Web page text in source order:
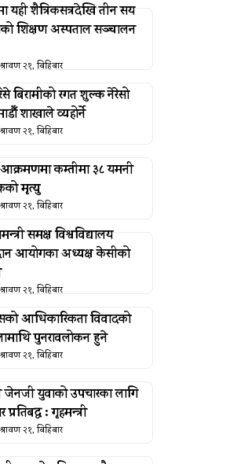
यही शैत्रिकसत्रदेखि तीन सय
शिक्षण अस्पताल सञ्चालन
२१, बिहिबार
बिरामीको रगत शुल्क नेरेसो
शाखाले व्यहोर्ने
२१, बिहिबार
कम्तीमा ३८ यमनी
मृत्यु
२१, बिहिबार
समक्ष विश्वविद्यालय
आयोगका अध्यक्ष केसीको
२१, बिहिबार
आधिकारिकता विवादको
पुनरावलोकन हुने
२१, बिहिबार
जेनजी युवाको उपचारका लागि
प्रतिबद्ध : गृहमन्त्री
२१, बिहिबार